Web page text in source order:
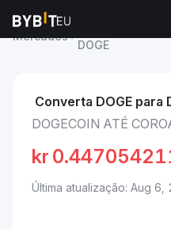
Mercados
DOGE
Converta DOGE para
DOGECOIN ATÉ
kr
Última atualização: Aug